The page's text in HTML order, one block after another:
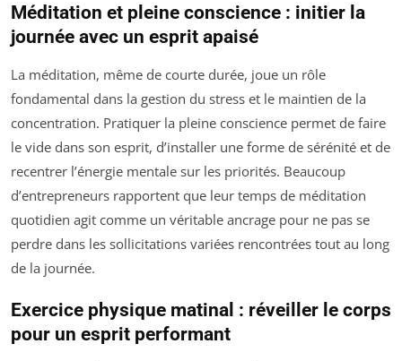
Méditation et pleine conscience : initier la
journée avec un esprit apaisé
La méditation, même de courte durée, joue un rôle
fondamental dans la gestion du stress et le maintien de la
concentration. Pratiquer la pleine conscience permet de faire
le vide dans son esprit, d’installer une forme de sérénité et de
recentrer l’énergie mentale sur les priorités. Beaucoup
d’entrepreneurs rapportent que leur temps de méditation
quotidien agit comme un véritable ancrage pour ne pas se
perdre dans les sollicitations variées rencontrées tout au long
de la journée.
Exercice physique matinal : réveiller le corps
pour un esprit performant